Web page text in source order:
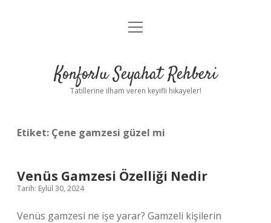
Anasayfa
Yasal Uyarı
menüyü
Konforlu Seyahat Rehberi
Tatillerine ilham veren keyifli hikayeler!
Etiket: Çene gamzesi güzel mi
Venüs Gamzesi Özelliği Nedir
Tarih: Eylül 30, 2024
Venüs gamzesi ne işe yarar? Gamzeli kişilerin